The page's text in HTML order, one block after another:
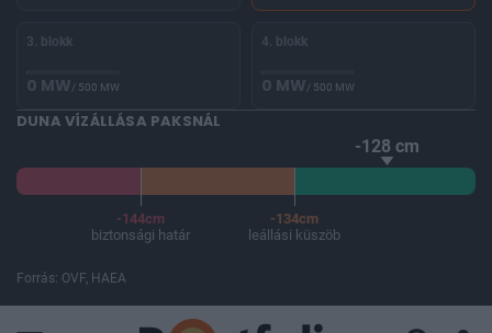
3. blokk
0 MW/ 500 MW
4. blokk
0 MW/ 500 MW
DUNA VÍZÁLLÁSA PAKSNÁL
-128 cm
-144cm
biztonsági határ
-134cm
leállási küszöb
Forrás: OVF, HAEA